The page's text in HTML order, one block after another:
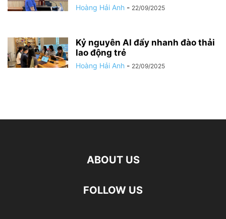
Hoàng Hải Anh - 22/09/2025
Kỷ nguyên AI đẩy nhanh đào thải
lao động trẻ
Hoàng Hải Anh - 22/09/2025
ABOUT US
FOLLOW US